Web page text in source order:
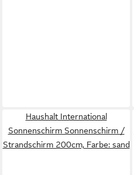
Haushalt International
Sonnenschirm Sonnenschirm /
Strandschirm 200cm, Farbe: sand